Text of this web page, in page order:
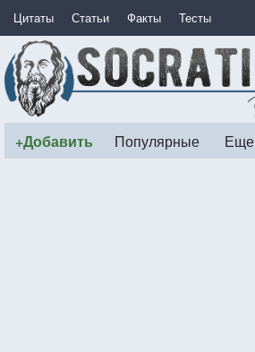
Цитаты Статьи Факты Тесты
+Добавить Популярные Еще